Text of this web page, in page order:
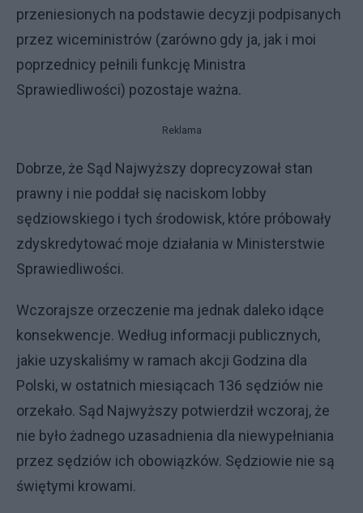
przeniesionych na podstawie decyzji podpisanych
przez wiceministrów (zarówno gdy ja, jak i moi
poprzednicy pełnili funkcję Ministra
Sprawiedliwości) pozostaje ważna.
Reklama
Dobrze, że Sąd Najwyższy doprecyzował stan
prawny i nie poddał się naciskom lobby
sędziowskiego i tych środowisk, które próbowały
zdyskredytować moje działania w Ministerstwie
Sprawiedliwości.
Wczorajsze orzeczenie ma jednak daleko idące
konsekwencje. Według informacji publicznych,
jakie uzyskaliśmy w ramach akcji Godzina dla
Polski, w ostatnich miesiącach 136 sędziów nie
orzekało. Sąd Najwyższy potwierdził wczoraj, że
nie było żadnego uzasadnienia dla niewypełniania
przez sędziów ich obowiązków. Sędziowie nie są
świętymi krowami.